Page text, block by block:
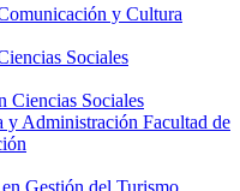
y Cultura
Sociales
Ciencias Sociales
Facultad de
Gestión del Turismo